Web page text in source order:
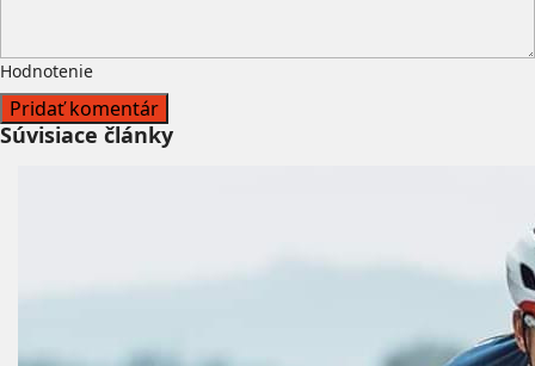
Hodnotenie
Súvisiace články